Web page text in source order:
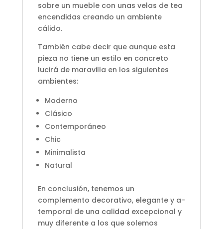
sobre un mueble con unas velas de tea
encendidas creando un ambiente
cálido.
También cabe decir que aunque esta
pieza no tiene un estilo en concreto
lucirá de maravilla en los siguientes
ambientes:
Moderno
Clásico
Contemporáneo
Chic
Minimalista
Natural
En conclusión, tenemos un
complemento decorativo, elegante y a-
temporal de una calidad excepcional y
muy diferente a los que solemos